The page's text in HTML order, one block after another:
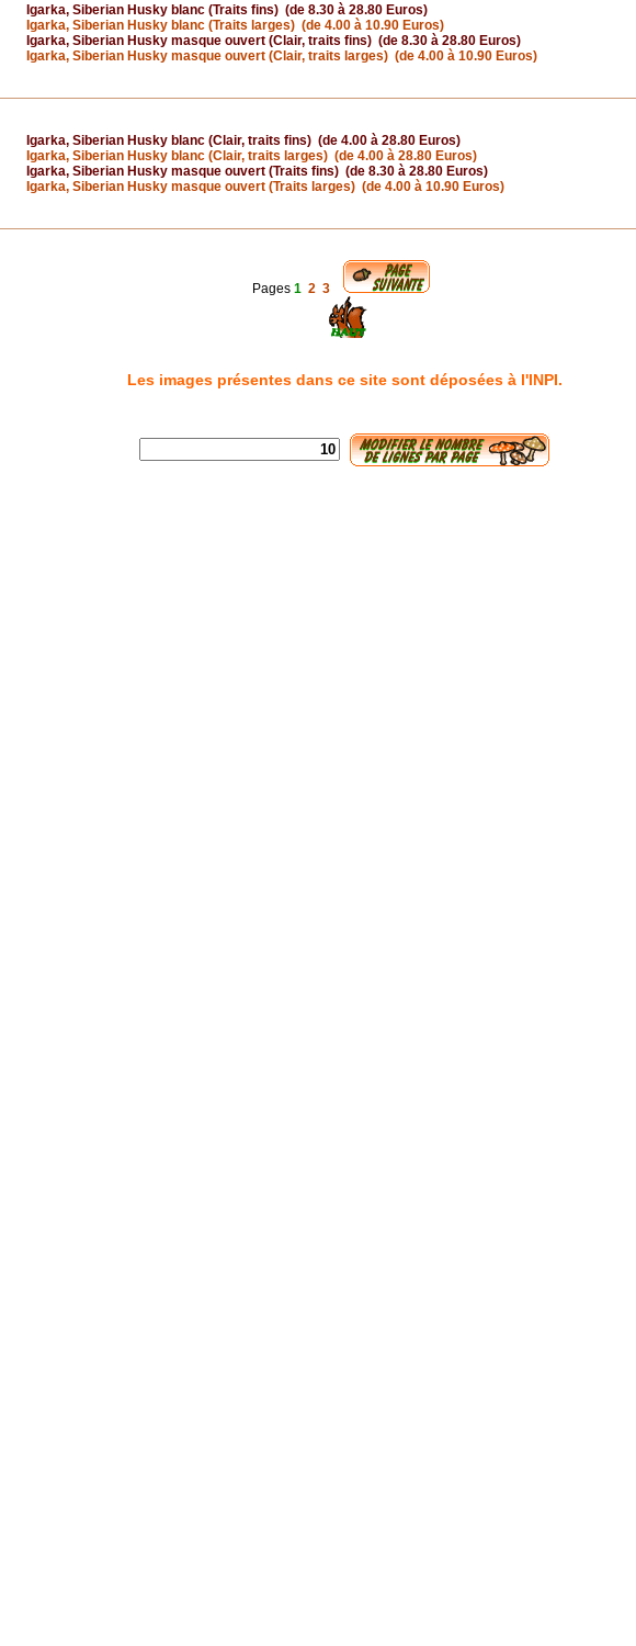
Igarka, Siberian Husky blanc (Traits fins) (de 8.30 à 28.80 Euros)
Igarka, Siberian Husky blanc (Traits larges) (de 4.00 à 10.90 Euros)
Igarka, Siberian Husky masque ouvert (Clair, traits fins) (de 8.30 à 28.80 Euros)
Igarka, Siberian Husky masque ouvert (Clair, traits larges) (de 4.00 à 10.90 Euros)
Igarka, Siberian Husky blanc (Clair, traits fins) (de 4.00 à 28.80 Euros)
Igarka, Siberian Husky blanc (Clair, traits larges) (de 4.00 à 28.80 Euros)
Igarka, Siberian Husky masque ouvert (Traits fins) (de 8.30 à 28.80 Euros)
Igarka, Siberian Husky masque ouvert (Traits larges) (de 4.00 à 10.90 Euros)
Pages 1 2 3
Les images présentes dans ce site sont déposées à l'INPI.